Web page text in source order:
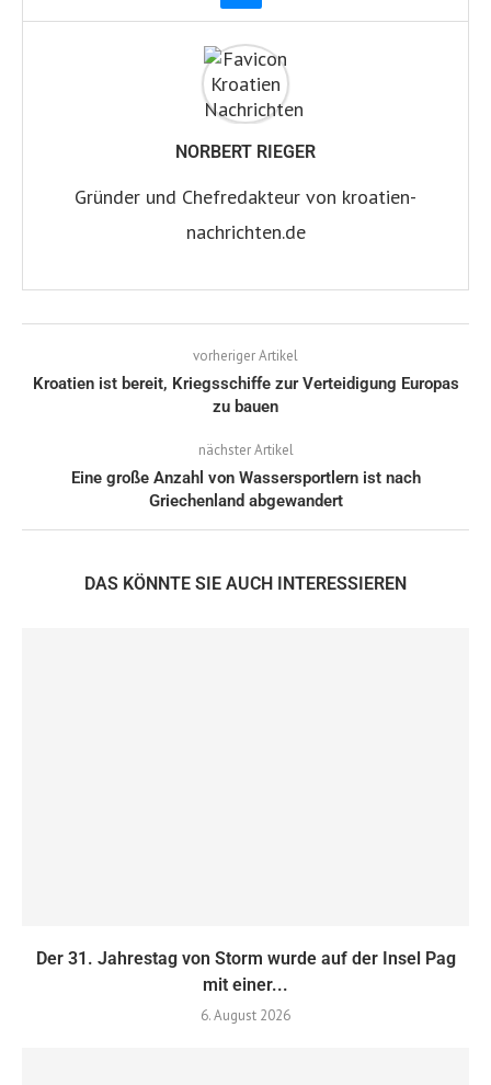
NORBERT RIEGER
Gründer und Chefredakteur von kroatien-
nachrichten.de
vorheriger Artikel
Kroatien ist bereit, Kriegsschiffe zur Verteidigung Europas
zu bauen
nächster Artikel
Eine große Anzahl von Wassersportlern ist nach
Griechenland abgewandert
DAS KÖNNTE SIE AUCH INTERESSIEREN
Der 31. Jahrestag von Storm wurde auf der Insel Pag
mit einer...
6. August 2026